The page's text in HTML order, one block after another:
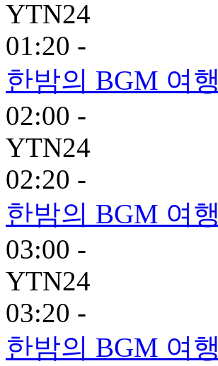
YTN24
01:20 -
한밤의 BGM 여
02:00 -
YTN24
02:20 -
한밤의 BGM 여
03:00 -
YTN24
03:20 -
한밤의 BGM 여